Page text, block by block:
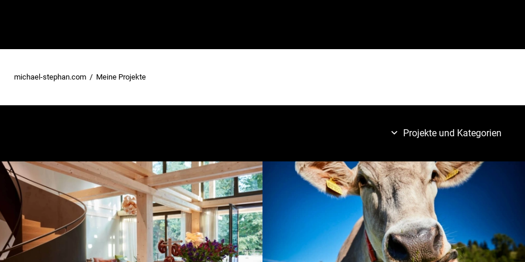
michael-stephan.com Meine Projekte
Projekte und Kategorien